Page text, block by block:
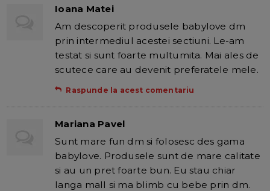
Ioana Matei
Am descoperit produsele babylove dm
prin intermediul acestei sectiuni. Le-am
testat si sunt foarte multumita. Mai ales de
scutece care au devenit preferatele mele.
Raspunde la acest comentariu
Mariana Pavel
Sunt mare fun dm si folosesc des gama
babylove. Produsele sunt de mare calitate
si au un pret foarte bun. Eu stau chiar
langa mall si ma blimb cu bebe prin dm.